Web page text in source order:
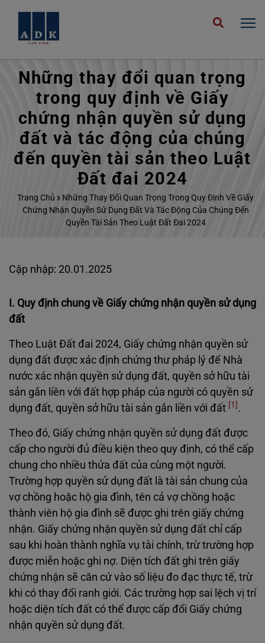
Những thay đổi quan trọng
trong quy định về Giấy
chứng nhận quyền sử dụng
đất và tác động của chúng
đến quyền tài sản theo Luật
Đất đai 2024
Trang Chủ
Những Thay Đổi Quan Trọng Trong Quy Định Về Giấy
Chứng Nhận Quyền Sử Dụng Đất Và Tác Động Của Chúng Đến
Quyền Tài Sản Theo Luật Đất Đai 2024
Cập nhập: 20.01.2025
I. Quy định chung về Giấy chứng nhận quyền sử dụng
đất
Theo Luật Đất đai 2024, Giấy chứng nhận quyền sử
dụng đất được xác định chứng thư pháp lý để Nhà
nước xác nhận quyền sử dụng đất, quyền sở hữu tài
sản gắn liền với đất hợp pháp của người có quyền sử
dụng đất, quyền sở hữu tài sản gắn liền với đất [1].
Theo đó, Giấy chứng nhận quyền sử dụng đất được
cấp cho người đủ điều kiện theo quy định, có thể cấp
chung cho nhiều thửa đất của cùng một người.
Trường hợp quyền sử dụng đất là tài sản chung của
vợ chồng hoặc hộ gia đình, tên cả vợ chồng hoặc
thành viên hộ gia đình sẽ được ghi trên giấy chứng
nhận. Giấy chứng nhận quyền sử dụng đất chỉ cấp
sau khi hoàn thành nghĩa vụ tài chính, trừ trường hợp
được miễn hoặc ghi nợ. Diện tích đất ghi trên giấy
chứng nhận sẽ căn cứ vào số liệu đo đạc thực tế, trừ
khi có thay đổi ranh giới. Các trường hợp sai lệch vị trí
hoặc diện tích đất có thể được cấp đổi Giấy chứng
nhận quyền sử dụng đất.